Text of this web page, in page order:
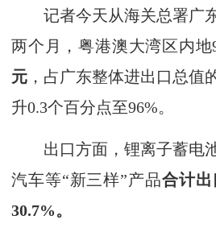
记者今天从海关总署广
两个月，粤港澳大湾区内地
元 ，占广东整体进出口总值
升0.3个百分点至96%。
出口方面，锂离子蓄电
汽车等“新三样”产品合计出
30.7%。